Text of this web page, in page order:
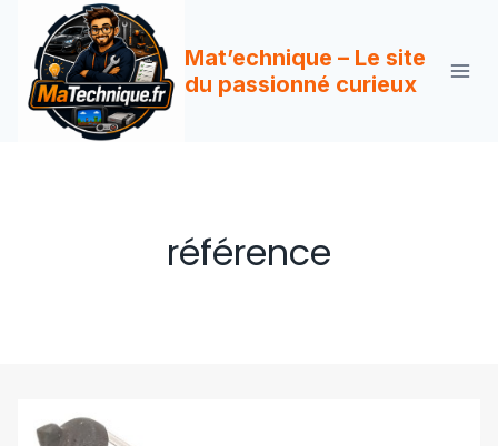
contenu
Mat’echnique – Le site
du passionné curieux
référence